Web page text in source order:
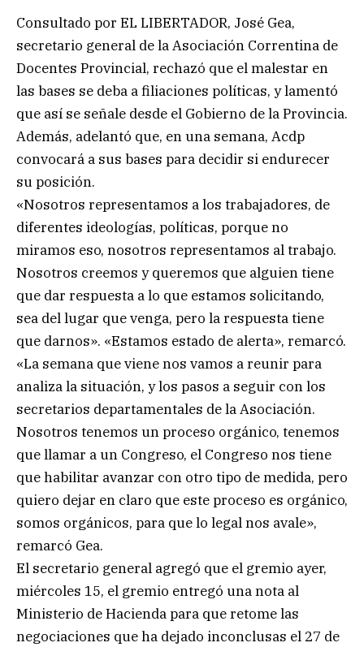
Consultado por EL LIBERTADOR, José Gea,
secretario general de la Asociación Correntina de
Docentes Provincial, rechazó que el malestar en
las bases se deba a filiaciones políticas, y lamentó
que así se señale desde el Gobierno de la Provincia.
Además, adelantó que, en una semana, Acdp
convocará a sus bases para decidir si endurecer
su posición.
«Nosotros representamos a los trabajadores, de
diferentes ideologías, políticas, porque no
miramos eso, nosotros representamos al trabajo.
Nosotros creemos y queremos que alguien tiene
que dar respuesta a lo que estamos solicitando,
sea del lugar que venga, pero la respuesta tiene
que darnos». «Estamos estado de alerta», remarcó.
«La semana que viene nos vamos a reunir para
analiza la situación, y los pasos a seguir con los
secretarios departamentales de la Asociación.
Nosotros tenemos un proceso orgánico, tenemos
que llamar a un Congreso, el Congreso nos tiene
que habilitar avanzar con otro tipo de medida, pero
quiero dejar en claro que este proceso es orgánico,
somos orgánicos, para que lo legal nos avale»,
remarcó Gea.
El secretario general agregó que el gremio ayer,
miércoles 15, el gremio entregó una nota al
Ministerio de Hacienda para que retome las
negociaciones que ha dejado inconclusas el 27 de